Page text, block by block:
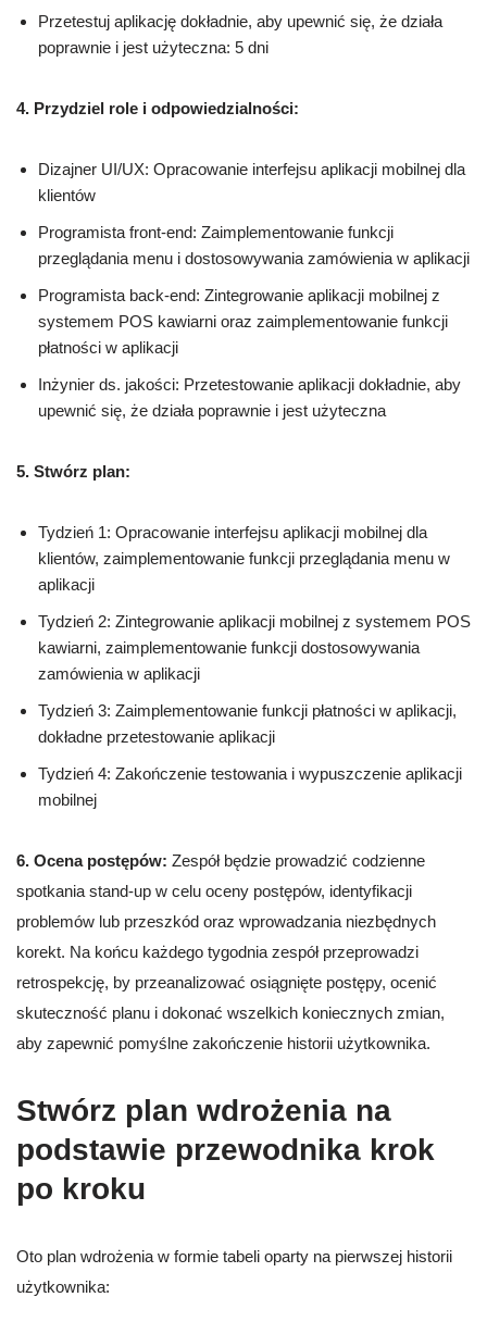
Przetestuj aplikację dokładnie, aby upewnić się, że działa
poprawnie i jest użyteczna: 5 dni
4. Przydziel role i odpowiedzialności:
Dizajner UI/UX: Opracowanie interfejsu aplikacji mobilnej dla
klientów
Programista front-end: Zaimplementowanie funkcji
przeglądania menu i dostosowywania zamówienia w aplikacji
Programista back-end: Zintegrowanie aplikacji mobilnej z
systemem POS kawiarni oraz zaimplementowanie funkcji
płatności w aplikacji
Inżynier ds. jakości: Przetestowanie aplikacji dokładnie, aby
upewnić się, że działa poprawnie i jest użyteczna
5. Stwórz plan:
Tydzień 1: Opracowanie interfejsu aplikacji mobilnej dla
klientów, zaimplementowanie funkcji przeglądania menu w
aplikacji
Tydzień 2: Zintegrowanie aplikacji mobilnej z systemem POS
kawiarni, zaimplementowanie funkcji dostosowywania
zamówienia w aplikacji
Tydzień 3: Zaimplementowanie funkcji płatności w aplikacji,
dokładne przetestowanie aplikacji
Tydzień 4: Zakończenie testowania i wypuszczenie aplikacji
mobilnej
6. Ocena postępów: Zespół będzie prowadzić codzienne
spotkania stand-up w celu oceny postępów, identyfikacji
problemów lub przeszkód oraz wprowadzania niezbędnych
korekt. Na końcu każdego tygodnia zespół przeprowadzi
retrospekcję, by przeanalizować osiągnięte postępy, ocenić
skuteczność planu i dokonać wszelkich koniecznych zmian,
aby zapewnić pomyślne zakończenie historii użytkownika.
Stwórz plan wdrożenia na
podstawie przewodnika krok
po kroku
Oto plan wdrożenia w formie tabeli oparty na pierwszej historii
użytkownika: